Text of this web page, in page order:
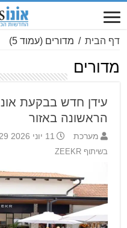
דף הבית / מדורים (עמוד 5)
מדורים
עידן חדש בבקעת
הראשונה באזור
מערכת
11 יוני 2026 11:29
בשיתוף ZEEKR